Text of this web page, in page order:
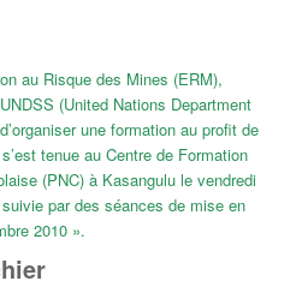
au Risque des Mines (ERM),
(United Nations Department
une formation au profit de
tenue au Centre de Formation
(PNC) à Kasangulu le vendredi
par des séances de mise en
2010 ».